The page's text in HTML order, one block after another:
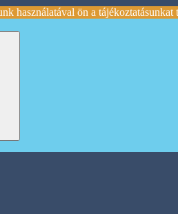
használatával ön a tájékoztatásunkat